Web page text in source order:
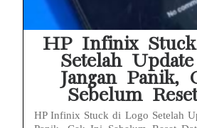
HP Infinix
Setelah
Jangan Panik,
Sebelum
HP Infinix Stuck di Logo Setelah